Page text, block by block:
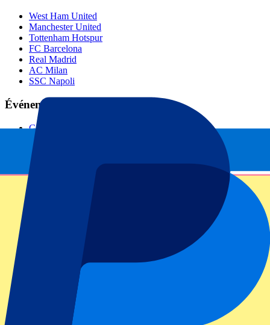
West Ham United
Manchester United
Tottenham Hotspur
FC Barcelona
Real Madrid
AC Milan
SSC Napoli
Événements populaires
GP de Barcelone
GP d'Italie
GP de Zandvoort
GP de Singapour
Wimbledon
Tous les sports
Ligues de football
Champions League
Premier League